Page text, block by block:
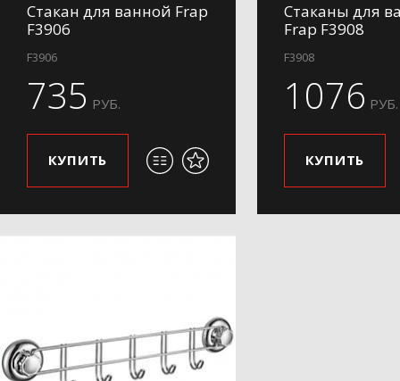
Стакан для ванной Frap
F3906
F3906
735 РУБ.
КУПИТЬ
Стаканы для
Frap F3908
F3908
1076 РУБ.
КУПИТЬ